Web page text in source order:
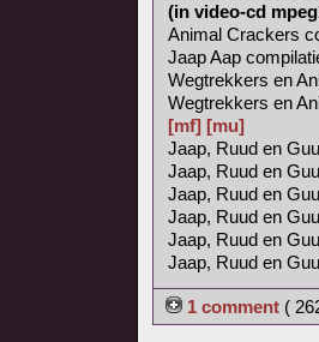
(in video-cd
Animal Crackers
Jaap Aap
Wegtrekkers en
Wegtrekkers en
[mf] [mu]
Jaap, Ruud en
Jaap, Ruud en
Jaap, Ruud en
Jaap, Ruud en
Jaap, Ruud en
Jaap, Ruud en
1 comment (